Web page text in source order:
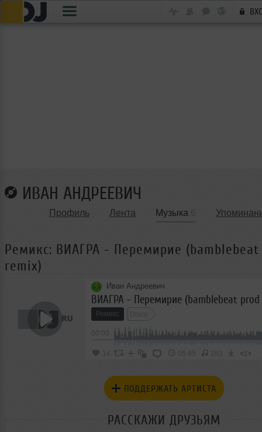
ИВАН АНДРЕЕВИЧ
Профиль Лента Музыка
Ремикс: ВИАГРА - Перемирие
remix)
Иван Андреевич
ВИАГРА - Перемирие (bamblebeat prod
Ремикс Disco
05:45 283 </>
ПОДДЕРЖАТЬ АРТИСТА
РАССКАЖИ ДРУЗЬЯМ